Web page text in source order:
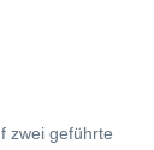
zwei geführte